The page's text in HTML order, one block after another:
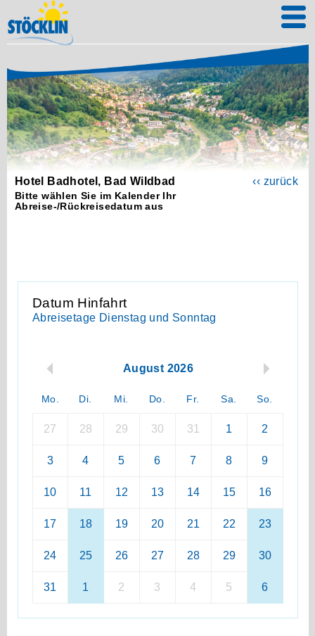
Hotel Badhotel, Bad Wildbad
Bitte wählen Sie im Kalender Ihr
Abreise-/Rückreisedatum aus
‹‹ zurück
Datum Hinfahrt
Abreisetage Dienstag und Sonntag
August 2026
Mo. Di. Mi. Do. Fr. Sa. So.
27 28 29 30 31 1 2
3 4 5 6 7 8 9
10 11 12 13 14 15 16
17 18 19 20 21 22 23
24 25 26 27 28 29 30
31 1 2 3 4 5 6